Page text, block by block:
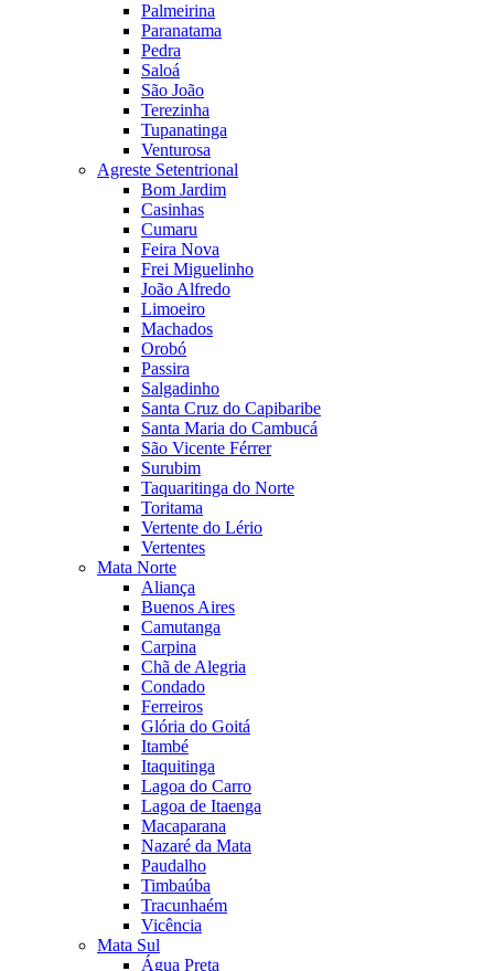
Palmeirina
Paranatama
Pedra
Saloá
São João
Terezinha
Tupanatinga
Venturosa
Agreste Setentrional
Bom Jardim
Casinhas
Cumaru
Feira Nova
Frei Miguelinho
João Alfredo
Limoeiro
Machados
Orobó
Passira
Salgadinho
Santa Cruz do Capibaribe
Santa Maria do Cambucá
São Vicente Férrer
Surubim
Taquaritinga do Norte
Toritama
Vertente do Lério
Vertentes
Mata Norte
Aliança
Buenos Aires
Camutanga
Carpina
Chã de Alegria
Condado
Ferreiros
Glória do Goitá
Itambé
Itaquitinga
Lagoa do Carro
Lagoa de Itaenga
Macaparana
Nazaré da Mata
Paudalho
Timbaúba
Tracunhaém
Vicência
Mata Sul
Água Preta